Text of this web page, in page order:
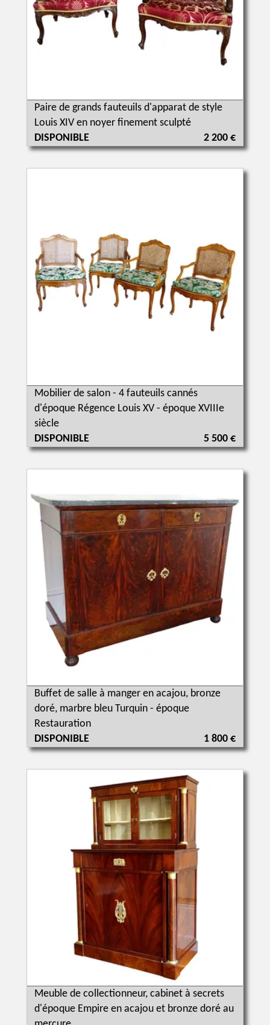
Paire de grands fauteuils d'apparat de style
Louis XIV en noyer finement sculpté
DISPONIBLE
2 200 €
Mobilier de salon - 4 fauteuils cannés
d'époque Régence Louis XV - époque XVIIIe
siècle
DISPONIBLE
5 500 €
Buffet de salle à manger en acajou, bronze
doré, marbre bleu Turquin - époque
Restauration
DISPONIBLE
1 800 €
Meuble de collectionneur, cabinet à secrets
d'époque Empire en acajou et bronze doré au